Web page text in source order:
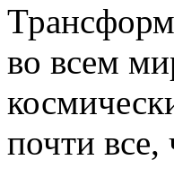
во всем
почти все,